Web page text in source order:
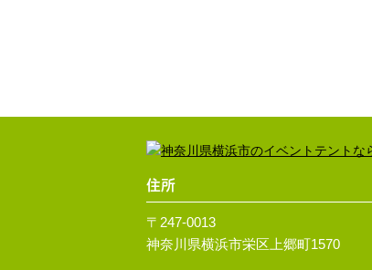
住所
〒247-0013
神奈川県横浜市栄区上郷町1570